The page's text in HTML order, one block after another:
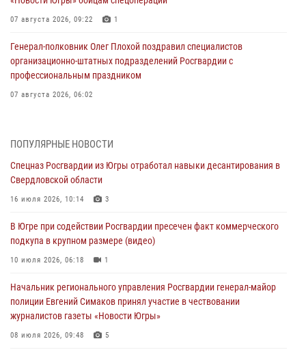
07 августа 2026, 09:22 1
Генерал-полковник Олег Плохой поздравил специалистов
организационно-штатных подразделений Росгвардии с
профессиональным праздником
07 августа 2026, 06:02
Военнослужащие Росгвардии сбили дрон-разведчик ВСУ на южном
направлении
Офицеры Росгвардии и ветераны войск правопорядка почтили
память генерала армии Ивана Кирилловича Яковлева
В Югре при силовой поддержке ОМОН Росгвардии задержаны
подозреваемые в страховом мошенничестве
06 августа 2026, 09:07
ПОПУЛЯРНЫЕ НОВОСТИ
Спецназ Росгвардии из Югры отработал навыки десантирования в
Свердловской области
16 июля 2026, 10:14 3
В Югре при содействии Росгвардии пресечен факт коммерческого
подкупа в крупном размере (видео)
10 июля 2026, 06:18 1
Начальник регионального управления Росгвардии генерал-майор
полиции Евгений Симаков принял участие в чествовании
журналистов газеты «Новости Югры»
08 июля 2026, 09:48 5